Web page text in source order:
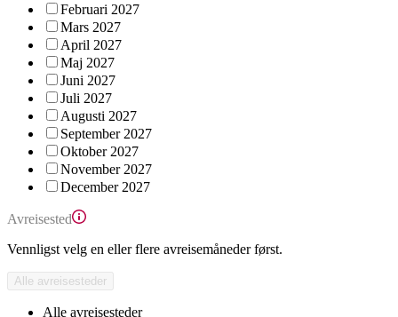
Februari 2027
Mars 2027
April 2027
Maj 2027
Juni 2027
Juli 2027
Augusti 2027
September 2027
Oktober 2027
November 2027
December 2027
Avreisested
Vennligst velg en eller flere avreisemåneder først.
Alle avreisesteder
Alle avreisesteder